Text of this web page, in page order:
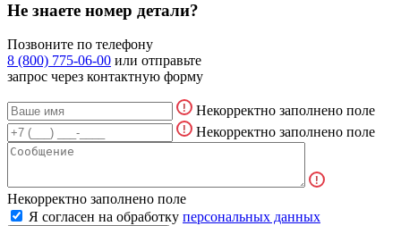
Не знаете номер детали?
Позвоните по телефону
8 (800) 775-06-00 или отправьте
запрос через контактную форму
Некорректно заполнено поле
Некорректно заполнено поле
Некорректно заполнено поле
Я согласен на обработку персональных данных